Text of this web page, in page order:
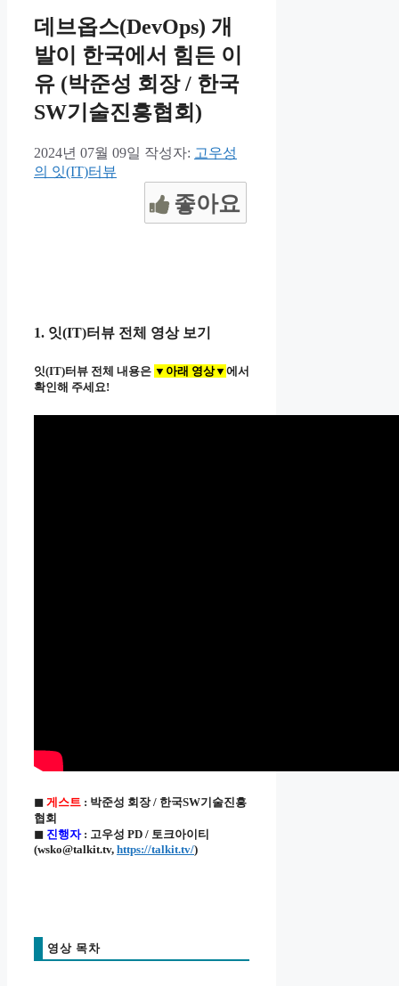
데브옵스(DevOps) 개
발이 한국에서 힘든 이
유 (박준성 회장 / 한국
SW기술진흥협회)
2024년 07월 09일 작성자: 고우성
의 잇(IT)터뷰
좋아요
1. 잇(IT)터뷰 전체 영상 보기
잇(IT)터뷰 전체 내용은 ▼아래 영상▼ 에서
확인해 주세요!
◼ 게스트 : 박준성 회장 / 한국SW기술진흥
협회
◼ 진행자: 고우성 PD / 토크아이티
(wsko@talkit.tv, https://talkit.tv/)
영상 목차